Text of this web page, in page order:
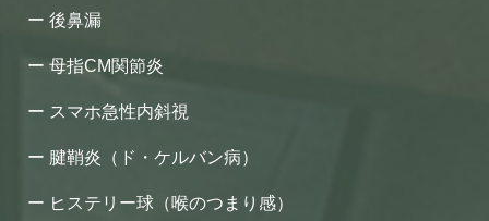
後鼻漏
母指CM関節炎
スマホ急性内斜視
腱鞘炎（ド・ケルバン病）
ヒステリー球（喉のつまり感）